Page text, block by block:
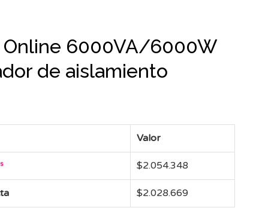
Online 6000VA/6000W
de aislamiento
Valor
$2.054.348
$2.028.669